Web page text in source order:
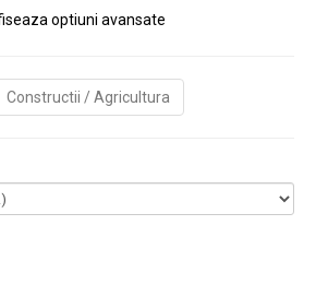
optiuni avansate
Constructii / Agricultura